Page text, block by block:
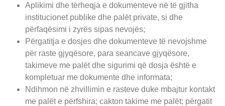
Aplikimi dhe tërheqja e dokumenteve në të gjitha
institucionet publike dhe palët private, si dhe
përfaqësimi i zyrës sipas nevojës;
Përgatitja e dosjes dhe dokumenteve të nevojshme
për raste gjyqësore, para seancave gjyqësore,
takimeve me palët dhe sigurimi që dosja është e
kompletuar me dokumente dhe informata;
Ndihmon në zhvillimin e rasteve duke mbajtur kontakt
me palët e përfshira; cakton takime me palët; përgatit